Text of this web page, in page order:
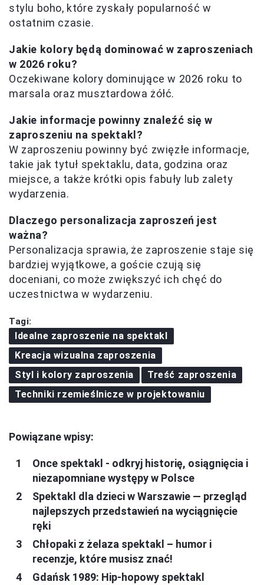
stylu boho, które zyskały popularność w
ostatnim czasie.
Jakie kolory będą dominować w zaproszeniach
w 2026 roku?
Oczekiwane kolory dominujące w 2026 roku to
marsala oraz musztardowa żółć.
Jakie informacje powinny znaleźć się w
zaproszeniu na spektakl?
W zaproszeniu powinny być zwięzłe informacje,
takie jak tytuł spektaklu, data, godzina oraz
miejsce, a także krótki opis fabuły lub zalety
wydarzenia.
Dlaczego personalizacja zaproszeń jest
ważna?
Personalizacja sprawia, że zaproszenie staje się
bardziej wyjątkowe, a goście czują się
doceniani, co może zwiększyć ich chęć do
uczestnictwa w wydarzeniu.
Tagi:
Idealne zaproszenie na spektakl
Kreacja wizualna zaproszenia
Styl i kolory zaproszenia
Treść zaproszenia
Techniki rzemieślnicze w projektowaniu
Powiązane wpisy:
Once spektakl - odkryj historię, osiągnięcia i
niezapomniane występy w Polsce
Spektakl dla dzieci w Warszawie — przegląd
najlepszych przedstawień na wyciągnięcie
ręki
Chłopaki z żelaza spektakl – humor i
recenzje, które musisz znać!
Gdańsk 1989: Hip-hopowy spektakl